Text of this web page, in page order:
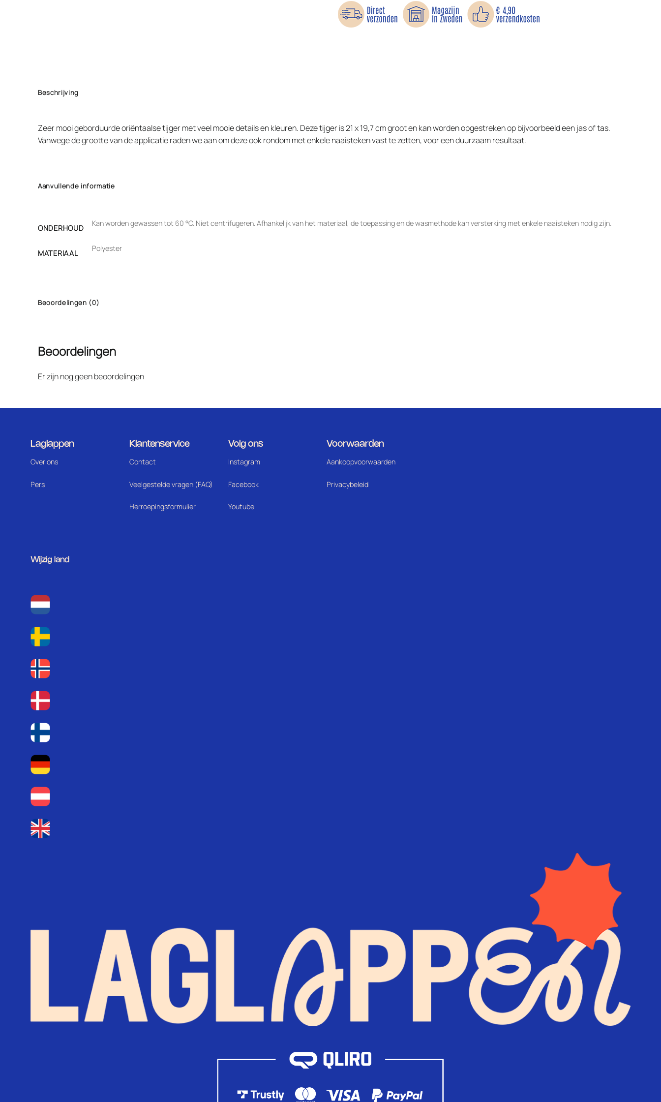
Beschrijving
Zeer mooi geborduurde oriëntaalse tijger met veel mooie details en kleuren. Deze tijger is 21 x 19,7 cm groot en kan worden opgestreken op bijvoorbeeld een jas of tas.
Vanwege de grootte van de applicatie raden we aan om deze ook rondom met enkele naaisteken vast te zetten, voor een duurzaam resultaat.
Aanvullende informatie
ONDERHOUD
Kan worden gewassen tot 60 °C. Niet centrifugeren. Afhankelijk van het materiaal, de toepassing en de wasmethode kan versterking met enkele naaisteken nodig zijn.
MATERIAAL
Polyester
Beoordelingen (0)
Beoordelingen
Er zijn nog geen beoordelingen
Laglappen
Over ons
Pers
Klantenservice
Contact
Veelgestelde vragen (FAQ)
Herroepingsformulier
Volg ons
Instagram
Facebook
Youtube
Voorwaarden
Aankoopvoorwaarden
Privacybeleid
Wijzig land